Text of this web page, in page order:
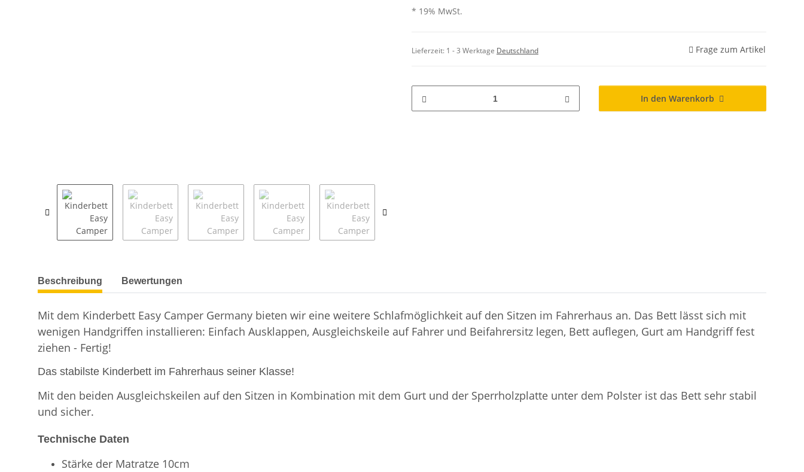
* 19% MwSt.
Lieferzeit: 1 - 3 Werktage Deutschland Frage zum Artikel
In den Warenkorb
weitere Registerkarten anzeigen
Beschreibung Bewertungen
Mit dem Kinderbett Easy Camper Germany bieten wir eine weitere Schlafmöglichkeit auf den Sitzen im Fahrerhaus an. Das Bett lässt sich mit
wenigen Handgriffen installieren: Einfach Ausklappen, Ausgleichskeile auf Fahrer und Beifahrersitz legen, Bett auflegen, Gurt am Handgriff fest
ziehen - Fertig!
Das stabilste Kinderbett im Fahrerhaus seiner Klasse!
Mit den beiden Ausgleichskeilen auf den Sitzen in Kombination mit dem Gurt und der Sperrholzplatte unter dem Polster ist das Bett sehr stabil
und sicher.
Technische Daten
Stärke der Matratze 10cm